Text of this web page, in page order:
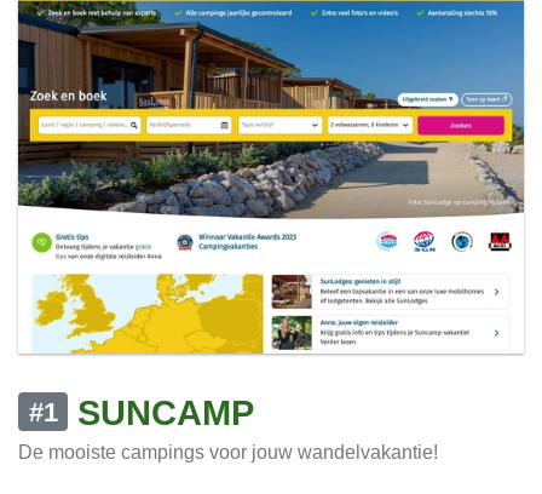
#1 SUNCAMP
De mooiste campings voor jouw wandelvakantie!